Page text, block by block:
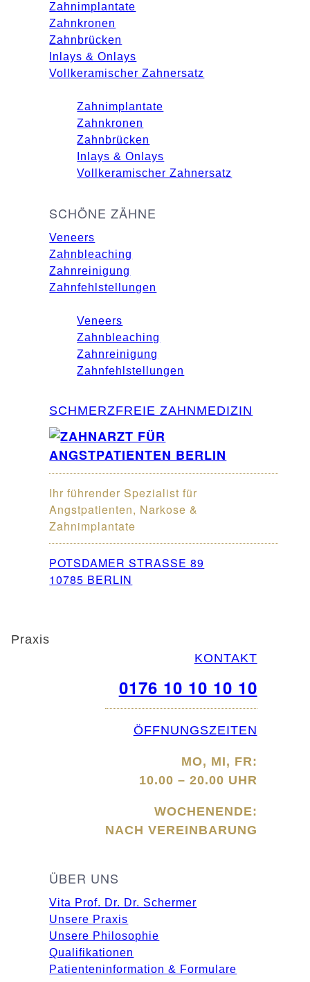
Zahnimplantate
Zahnkronen
Zahnbrücken
Inlays & Onlays
Vollkeramischer Zahnersatz
Zahnimplantate
Zahnkronen
Zahnbrücken
Inlays & Onlays
Vollkeramischer Zahnersatz
SCHÖNE ZÄHNE
Veneers
Zahnbleaching
Zahnreinigung
Zahnfehlstellungen
Veneers
Zahnbleaching
Zahnreinigung
Zahnfehlstellungen
SCHMERZFREIE ZAHNMEDIZIN
Ihr führender Spezialist für
Angstpatienten, Narkose &
Zahnimplantate
POTSDAMER STRASSE 89
10785 BERLIN
Praxis
KONTAKT
0176 10 10 10 10
ÖFFNUNGSZEITEN
MO, MI, FR:
10.00 – 20.00 UHR
WOCHENENDE:
NACH VEREINBARUNG
ÜBER UNS
Vita Prof. Dr. Dr. Schermer
Unsere Praxis
Unsere Philosophie
Qualifikationen
Patienten­information & Formulare